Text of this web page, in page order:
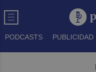
PODCASTS PUBLICIDAD